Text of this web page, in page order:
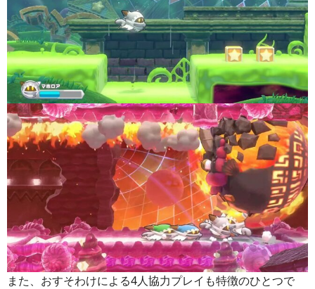
また、おすそわけによる4人協力プレイも特徴のひとつで